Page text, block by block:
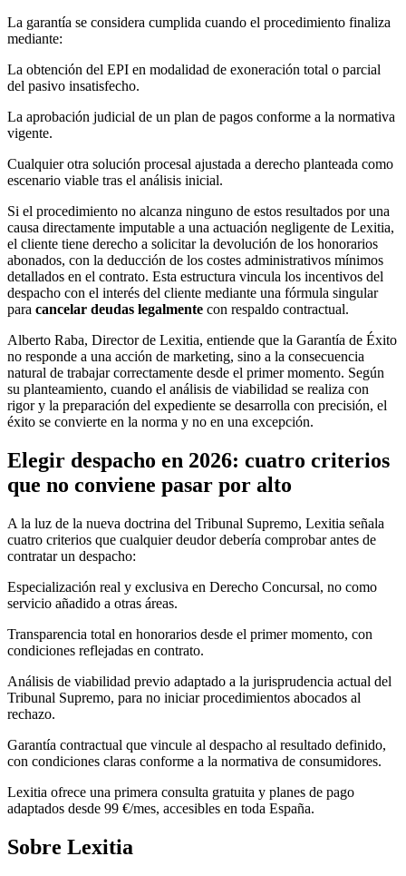
La garantía se considera cumplida cuando el procedimiento finaliza
mediante:
La obtención del EPI en modalidad de exoneración total o parcial
del pasivo insatisfecho.
La aprobación judicial de un plan de pagos conforme a la normativa
vigente.
Cualquier otra solución procesal ajustada a derecho planteada como
escenario viable tras el análisis inicial.
Si el procedimiento no alcanza ninguno de estos resultados por una
causa directamente imputable a una actuación negligente de Lexitia,
el cliente tiene derecho a solicitar la devolución de los honorarios
abonados, con la deducción de los costes administrativos mínimos
detallados en el contrato. Esta estructura vincula los incentivos del
despacho con el interés del cliente mediante una fórmula singular
para cancelar deudas legalmente con respaldo contractual.
Alberto Raba, Director de Lexitia, entiende que la Garantía de Éxito
no responde a una acción de marketing, sino a la consecuencia
natural de trabajar correctamente desde el primer momento. Según
su planteamiento, cuando el análisis de viabilidad se realiza con
rigor y la preparación del expediente se desarrolla con precisión, el
éxito se convierte en la norma y no en una excepción.
Elegir despacho en 2026: cuatro criterios
que no conviene pasar por alto
A la luz de la nueva doctrina del Tribunal Supremo, Lexitia señala
cuatro criterios que cualquier deudor debería comprobar antes de
contratar un despacho:
Especialización real y exclusiva en Derecho Concursal, no como
servicio añadido a otras áreas.
Transparencia total en honorarios desde el primer momento, con
condiciones reflejadas en contrato.
Análisis de viabilidad previo adaptado a la jurisprudencia actual del
Tribunal Supremo, para no iniciar procedimientos abocados al
rechazo.
Garantía contractual que vincule al despacho al resultado definido,
con condiciones claras conforme a la normativa de consumidores.
Lexitia ofrece una primera consulta gratuita y planes de pago
adaptados desde 99 €/mes, accesibles en toda España.
Sobre Lexitia